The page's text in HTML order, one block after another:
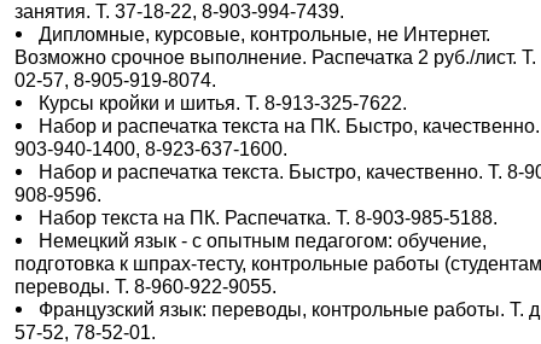
занятия. Т. 37-18-22, 8-903-994-7439.
Дипломные, курсовые, контрольные, не Интернет.
Возможно срочное выполнение. Распечатка 2 руб./лист. Т.
02-57, 8-905-919-8074.
Курсы кройки и шитья. Т. 8-913-325-7622.
Набор и распечатка текста на ПК. Быстро,
903-940-1400, 8-923-637-1600.
Набор и распечатка текста. Быстро, качественно. Т. 8-
908-9596.
Набор текста на ПК. Распечатка. Т. 8-903-985-5188.
Немецкий язык - с опытным педагогом: обучение,
подготовка к шпрах-тесту, контрольные работы
переводы. Т. 8-960-922-9055.
Французский язык: переводы, контрольные работы. Т.
57-52, 78-52-01.